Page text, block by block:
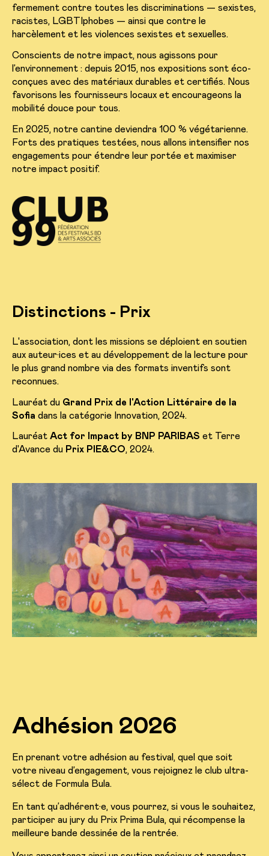
fermement contre toutes les discriminations — sexistes,
racistes, LGBTIphobes — ainsi que contre le
harcèlement et les violences sexistes et sexuelles.
Conscients de notre impact, nous agissons pour
l’environnement : depuis 2015, nos expositions sont éco-
conçues avec des matériaux durables et certifiés. Nous
favorisons les fournisseurs locaux et encourageons la
mobilité douce pour tous.
En 2025, notre cantine deviendra 100 % végétarienne.
Forts des pratiques testées, nous allons intensifier nos
engagements pour étendre leur portée et maximiser
notre impact positif.
Distinctions - Prix
L'association, dont les missions se déploient en soutien
aux auteur·ices et au développement de la lecture pour
le plus grand nombre via des formats inventifs sont
reconnues.
Lauréat du Grand Prix de l'Action Littéraire de la
Sofia dans la catégorie Innovation, 2024.
Lauréat Act for Impact by BNP PARIBAS et Terre
d'Avance du Prix PIE&CO, 2024.
Adhésion 2026
En prenant votre adhésion au festival, quel que soit
votre niveau d’engagement, vous rejoignez le club ultra-
sélect de Formula Bula.
En tant qu’adhérent·e, vous pourrez, si vous le souhaitez,
participer au jury du Prix Prima Bula, qui récompense la
meilleure bande dessinée de la rentrée.